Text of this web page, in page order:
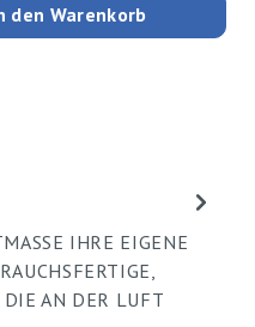
gewünschten Wert
den Warenkorb
IHRE EIGENE
AN DER LUFT